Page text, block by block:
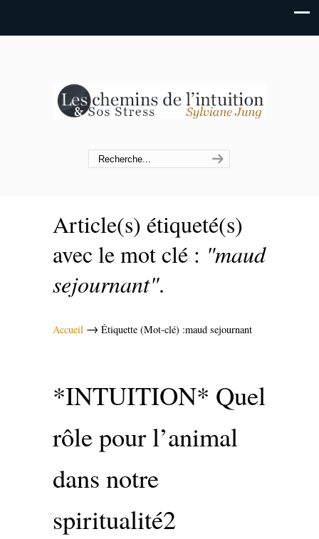
Article(s) étiqueté(s)
avec le mot clé : "maud
sejournant".
Accueil → Étiquette (Mot-clé) :maud sejournant
*INTUITION* Quel
rôle pour l’animal
dans notre
spiritualité2